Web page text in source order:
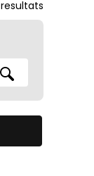
resultats